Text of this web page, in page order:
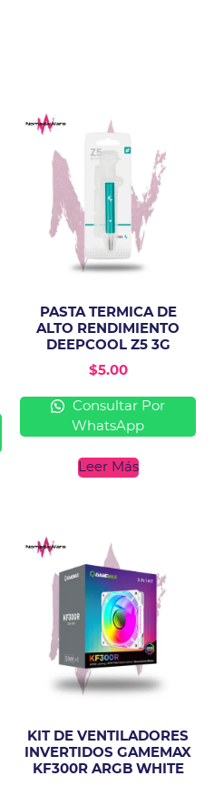
PASTA TERMICA DE
ALTO RENDIMIENTO
DEEPCOOL Z5 3G
$5.00
Consultar Por
WhatsApp
Leer Más
KIT DE VENTILADORES
INVERTIDOS GAMEMAX
KF300R ARGB WHITE